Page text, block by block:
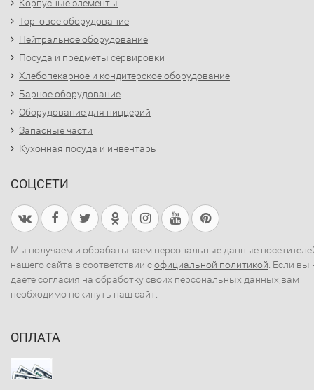
Корпусные элементы
Торговое оборудование
Нейтральное оборудование
Посуда и предметы сервировки
Хлебопекарное и кондитерское оборудование
Барное оборудование
Оборудование для пиццерий
Запасные части
Кухонная посуда и инвентарь
СОЦСЕТИ
Мы получаем и обрабатываем персональные данные
нашего сайта в соответствии софициальной политикой . Если вы
даете согласия на обработку своих персональных данных,вам
необходимо покинуть наш сайт.
ОПЛАТА